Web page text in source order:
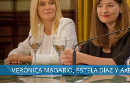
VERÓNICA MAGARIO, ESTELA DÍAZ Y